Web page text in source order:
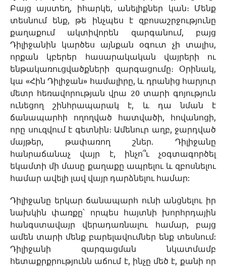
Բայց այստեղ, իհարկե, անելիքներ կան։ Մենք
տեսնում ենք, թե ինչպես է զբոսաշրջությունը
քաղաքում ակտիվորեն զարգանում, բայց
Դիլիջանին կարծես այնքան օգուտ չի տալիս,
որքան կբերեր հասարակական վայրերի ու
ենթակառուցվածքների զարգացումը։ Օրինակ,
կա «Հին Դիլիջան» համալիրը, և դրանից հարյուր
մետր հեռավորության վրա 20 տարի գոյություն
ունեցող շինհրապարակ է, և դա նման է
ճանապարհի ողողված հատվածի, հովանոցի,
որը սուզվում է գետնին։ Ամենուր աղբ, ջարդված
մայթեր, թափառող շներ. Դիլիջանը
հանրաճանաչ վայր է, ինչո՞ւ չօգտագործել
եկամտի մի մասը քաղաքը ապրելու և զբոսնելու
համար ավելի լավ վայր դարձնելու համար:
Դիլիջանը երկար ճանապարհ ունի անցնելու իր
նախկին փառքը՝ որպես հայտնի խորհրդային
հանգստավայր վերադառնալու համար, բայց
ամեն տարի մենք բարելավումներ ենք տեսնում:
Դիլիջանի զարգացման նկատմամբ
հետաքրքրությունն աճում է, ինչը մեծ է, քանի որ